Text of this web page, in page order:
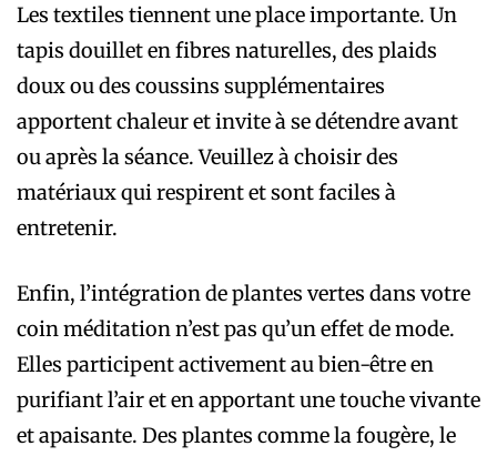
Les textiles tiennent une place importante. Un
tapis douillet en fibres naturelles, des plaids
doux ou des coussins supplémentaires
apportent chaleur et invite à se détendre avant
ou après la séance. Veuillez à choisir des
matériaux qui respirent et sont faciles à
entretenir.
Enfin, l’intégration de plantes vertes dans votre
coin méditation n’est pas qu’un effet de mode.
Elles participent activement au bien-être en
purifiant l’air et en apportant une touche vivante
et apaisante. Des plantes comme la fougère, le